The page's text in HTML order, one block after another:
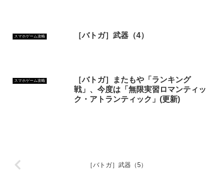
スマホゲーム攻略 ［バトガ］武器（4）
スマホゲーム攻略
［バトガ］またもや「ランキング
戦」、今度は「無限実習ロマンティッ
ク・アトランティック」(更新)
［バトガ］武器（5）